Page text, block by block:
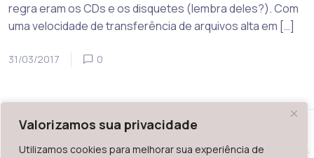
Valorizamos sua privacidade
Utilizamos cookies para melhorar sua experiência de
regra eram os CDs e os disquetes (lembra deles?). Com
uma velocidade de transferência de arquivos alta em […]
31/03/2017 0
WAZ - Av. do Contorno 2939, lojas 1 a 7, Belo Horizonte, MG -